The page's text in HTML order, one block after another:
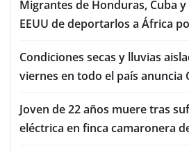
Migrantes de Honduras, Cuba
EEUU de deportarlos a África
Condiciones secas y lluvias
viernes en todo el país anuncia
Joven de 22 años muere tras
eléctrica en finca camaronera